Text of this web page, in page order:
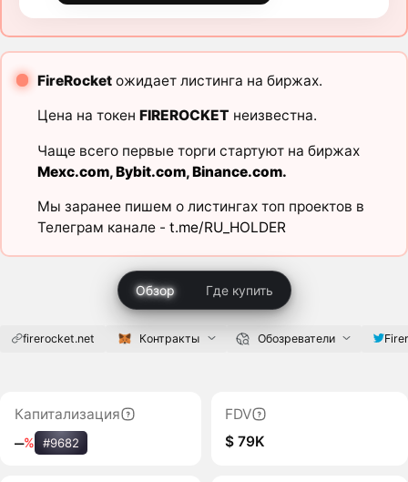
FireRocketожидает листинга на биржах.
Цена на токен FIREROCKET неизвестна.
Чаще всего первые торги стартуют на биржах
Mexc.com,Bybit.com,Binance.com.
Мы заранее пишем о листингах топ проектов в
Телеграм канале - t.me/RU_HOLDER
Обзор Где купить
firerocket.net Контракты Обозреватели
Капитализация
‒% #9682
FDV
$ 79K